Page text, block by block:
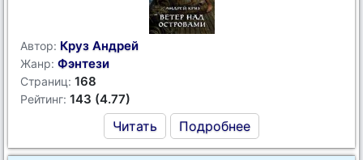
Автор: Круз Андрей
Жанр: Фэнтези
Страниц: 168
Рейтинг: 143 (4.77)
Читать Подробнее